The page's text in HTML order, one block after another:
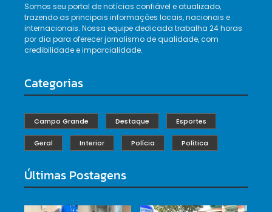
Somos seu portal de notícias confiável e atualizado,
trazendo as principais informações locais, nacionais e
internacionais. Nossa equipe dedicada trabalha 24 horas
por dia para oferecer jornalismo de qualidade, com
credibilidade e imparcialidade.
Categorias
Campo Grande Destaque Esportes
Geral Interior Polícia Política
Últimas Postagens